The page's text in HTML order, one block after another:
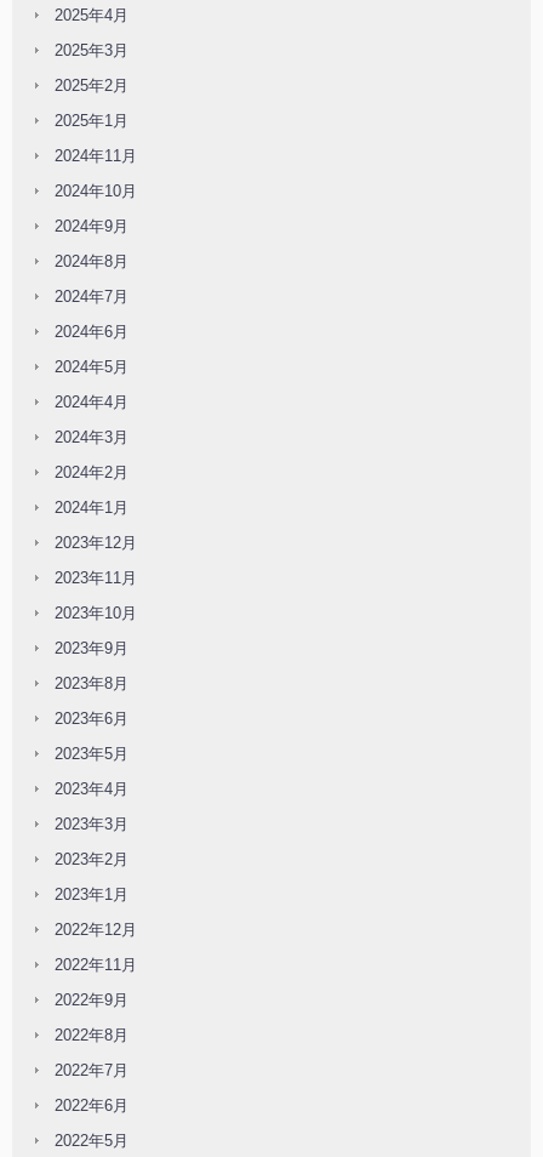
2025年4月
2025年3月
2025年2月
2025年1月
2024年11月
2024年10月
2024年9月
2024年8月
2024年7月
2024年6月
2024年5月
2024年4月
2024年3月
2024年2月
2024年1月
2023年12月
2023年11月
2023年10月
2023年9月
2023年8月
2023年6月
2023年5月
2023年4月
2023年3月
2023年2月
2023年1月
2022年12月
2022年11月
2022年9月
2022年8月
2022年7月
2022年6月
2022年5月